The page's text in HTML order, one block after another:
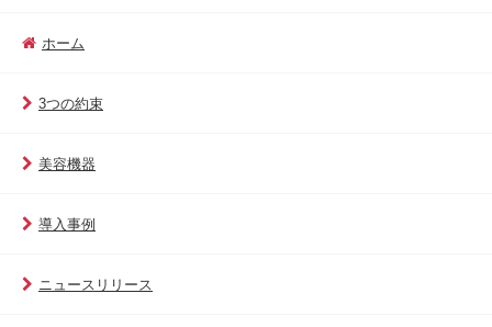
ホーム
3つの約束
美容機器
導入事例
ニュースリリース